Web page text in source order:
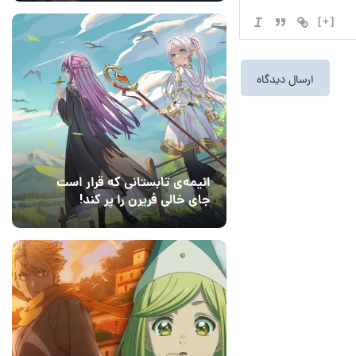
[+]
انیمه‌ی تابستانی که قرار است
جای خالی فریرن را پر کند!
14 مرداد 1405